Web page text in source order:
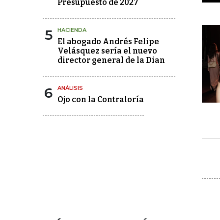
Presupuesto de 2027
5 HACIENDA
El abogado Andrés Felipe
Velásquez sería el nuevo
director general de la Dian
6 ANÁLISIS
Ojo con la Contraloría